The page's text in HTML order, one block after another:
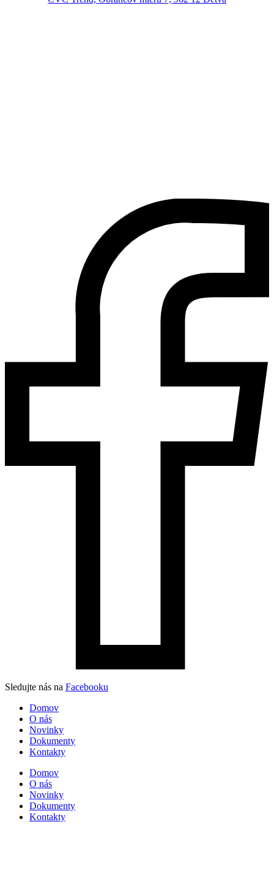
Sledujte nás na Facebooku
Domov
O nás
Novinky
Dokumenty
Kontakty
Domov
O nás
Novinky
Dokumenty
Kontakty